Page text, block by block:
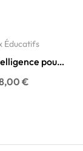
Éducatifs
pour
16 cases -...
€